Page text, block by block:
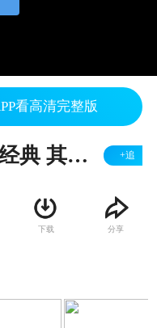
看高清完整版
暑假和家人一起诵读经典 其乐融融4 +追
下载 分享